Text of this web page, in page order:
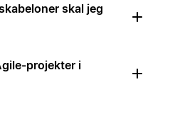
skal jeg
projekter i